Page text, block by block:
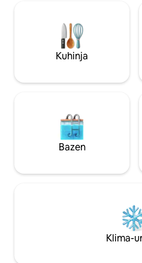
su udaljeni 15-20 minuta.
rijeci iz objekta.
Kuhinja
Bazen
Klima-